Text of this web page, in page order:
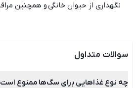
نگهداری از حیوان خانگی و همچنین
نگهداری می‌شوند، اما ‌برای انتخاب هر
و آسایش حیوان خانگی که شامل غذا،
سوالات متداول
چه نوع غذاهایی برای سگ‌ها ممنوع